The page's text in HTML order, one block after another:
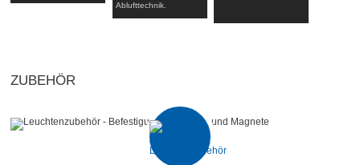
Ablufttechnik.
ZUBEHÖR